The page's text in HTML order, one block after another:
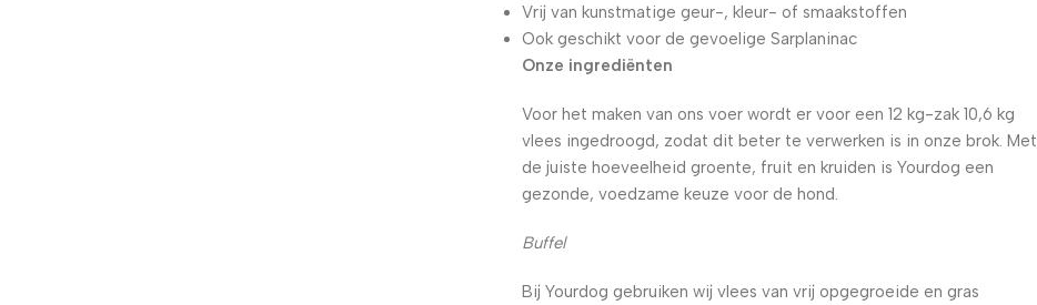
Vrij van kunstmatige geur-, kleur- of smaakstoffen
Ook geschikt voor de gevoelige Sarplaninac
Onze ingrediënten
Voor het maken van ons voer wordt er voor een 12 kg-zak 10,6 kg
vlees ingedroogd, zodat dit beter te verwerken is in onze brok. Met
de juiste hoeveelheid groente, fruit en kruiden is Yourdog een
gezonde, voedzame keuze voor de hond.
Buffel
Bij Yourdog gebruiken wij vlees van vrij opgegroeide en gras